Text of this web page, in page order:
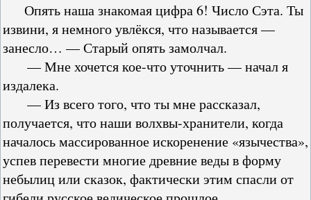
Опять наша знакомая цифра 6! Число Сэта. Ты
извини, я немного увлёкся, что называется —
занесло… — Старый опять замолчал.
— Мне хочется кое-что уточнить — начал я
издалека.
— Из всего того, что ты мне рассказал,
получается, что наши волхвы-хранители, когда
началось массированное искоренение «язычества»,
успев перевести многие древние веды в форму
небылиц или сказок, фактически этим спасли от